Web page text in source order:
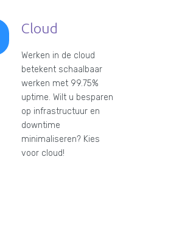
Cloud
Werken in de cloud
betekent schaalbaar
werken met 99.75%
uptime. Wilt u besparen
op infrastructuur en
downtime
minimaliseren? Kies
voor cloud!